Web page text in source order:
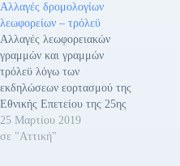
Πρωτομαγιά. Μ.
ΠΑΡΑΣΚΕΥΗ: Θα κινηθούν
με πρόγραμμα Σαββάτου Μ.
ΣΑΒΒΑΤΟ: Θα κινηθούν με
πρόγραμμα Κυριακής και θα
αποσυρθούν νωρίτερα
ώστε…
Αλλαγές δρομολογίων
λεωφορείων – τρόλεϋ
Αλλαγές λεωφορειακών
γραμμών και γραμμών
τρόλεϋ λόγω των
εκδηλώσεων εορτασμού της
Εθνικής Επετείου της 25ης
Μαρτίου 1821 σε όλους
τους Δήμους της
25 Μαρτίου 2019
σε "Αττική"